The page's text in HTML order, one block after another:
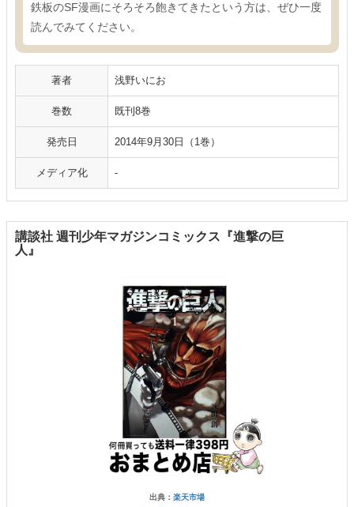
鉄板のSF漫画にそろそろ飽きてきたという方は、ぜひ一度
読んでみてください。
著者 浅野いにお
巻数 既刊8巻
発売日 2014年9月30日（1巻）
メディア化 -
講談社 週刊少年マガジンコミックス『進撃の巨
人』
出典： 楽天市場